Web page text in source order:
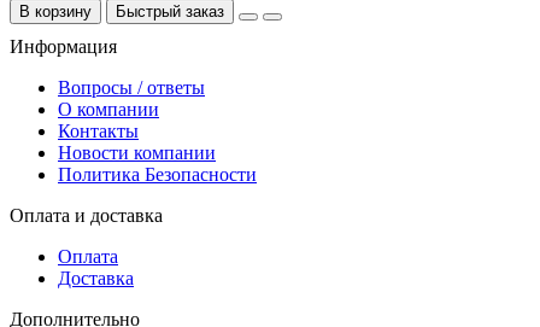
В корзину Быстрый заказ
Информация
Вопросы / ответы
О компании
Контакты
Новости компании
Политика Безопасности
Оплата и доставка
Оплата
Доставка
Дополнительно